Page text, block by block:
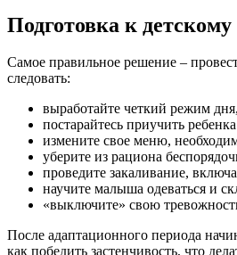
Подготовка к детскому
Самое правильное решение –
следовать:
выработайте четкий режим
постарайтесь приучить
измените свое меню,
уберите из рациона
проведите закаливание,
научите малыша одеваться и
«выключите» свою
После адаптационного периода
как победить застенчивость, что